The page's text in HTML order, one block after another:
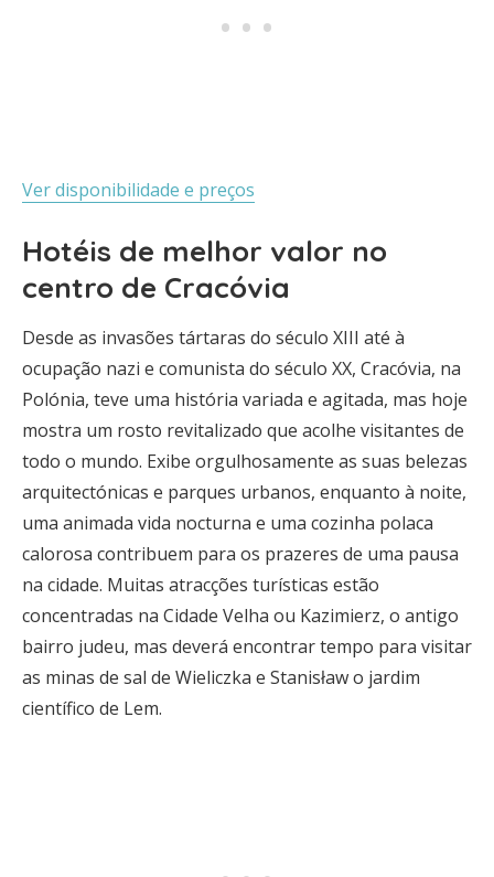
Ver disponibilidade e preços
Hotéis de melhor valor no
centro de Cracóvia
Desde as invasões tártaras do século XIII até à
ocupação nazi e comunista do século XX, Cracóvia, na
Polónia, teve uma história variada e agitada, mas hoje
mostra um rosto revitalizado que acolhe visitantes de
todo o mundo. Exibe orgulhosamente as suas belezas
arquitectónicas e parques urbanos, enquanto à noite,
uma animada vida nocturna e uma cozinha polaca
calorosa contribuem para os prazeres de uma pausa
na cidade. Muitas atracções turísticas estão
concentradas na Cidade Velha ou Kazimierz, o antigo
bairro judeu, mas deverá encontrar tempo para visitar
as minas de sal de Wieliczka e Stanisław o jardim
científico de Lem.